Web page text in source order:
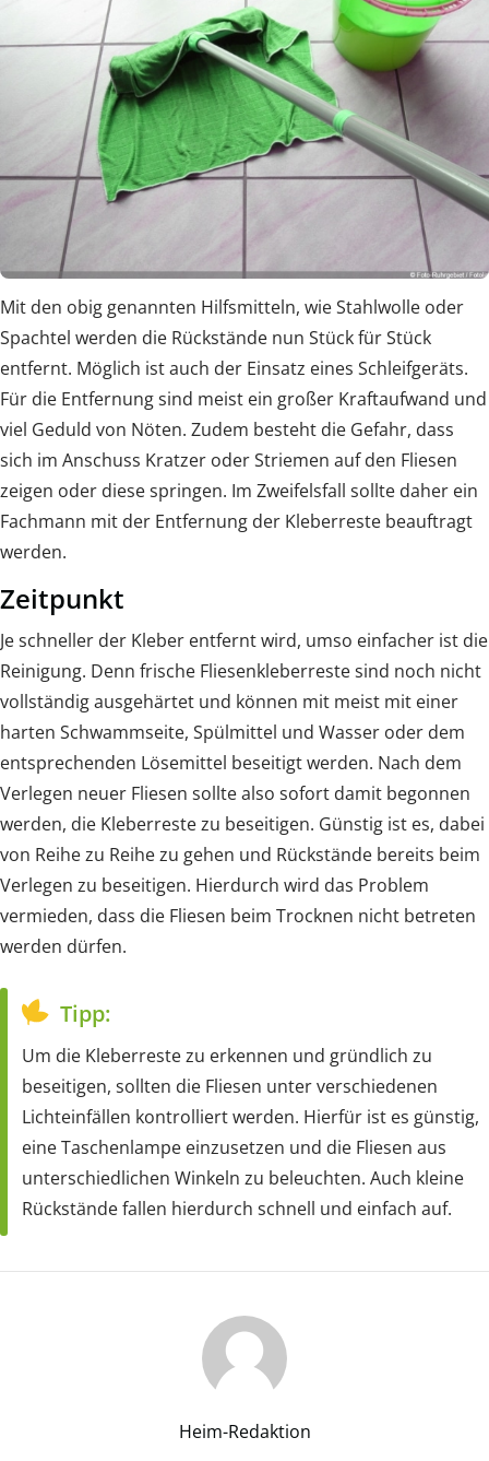
Mit den obig genannten Hilfsmitteln, wie Stahlwolle oder
Spachtel werden die Rückstände nun Stück für Stück
entfernt. Möglich ist auch der Einsatz eines Schleifgeräts.
Für die Entfernung sind meist ein großer Kraftaufwand und
viel Geduld von Nöten. Zudem besteht die Gefahr, dass
sich im Anschuss Kratzer oder Striemen auf den Fliesen
zeigen oder diese springen. Im Zweifelsfall sollte daher ein
Fachmann mit der Entfernung der Kleberreste beauftragt
werden.
Zeitpunkt
Je schneller der Kleber entfernt wird, umso einfacher ist die
Reinigung. Denn frische Fliesenkleberreste sind noch nicht
vollständig ausgehärtet und können mit meist mit einer
harten Schwammseite, Spülmittel und Wasser oder dem
entsprechenden Lösemittel beseitigt werden. Nach dem
Verlegen neuer Fliesen sollte also sofort damit begonnen
werden, die Kleberreste zu beseitigen. Günstig ist es, dabei
von Reihe zu Reihe zu gehen und Rückstände bereits beim
Verlegen zu beseitigen. Hierdurch wird das Problem
vermieden, dass die Fliesen beim Trocknen nicht betreten
werden dürfen.
Tipp:
Um die Kleberreste zu erkennen und gründlich zu
beseitigen, sollten die Fliesen unter verschiedenen
Lichteinfällen kontrolliert werden. Hierfür ist es günstig,
eine Taschenlampe einzusetzen und die Fliesen aus
unterschiedlichen Winkeln zu beleuchten. Auch kleine
Rückstände fallen hierdurch schnell und einfach auf.
Heim-Redaktion